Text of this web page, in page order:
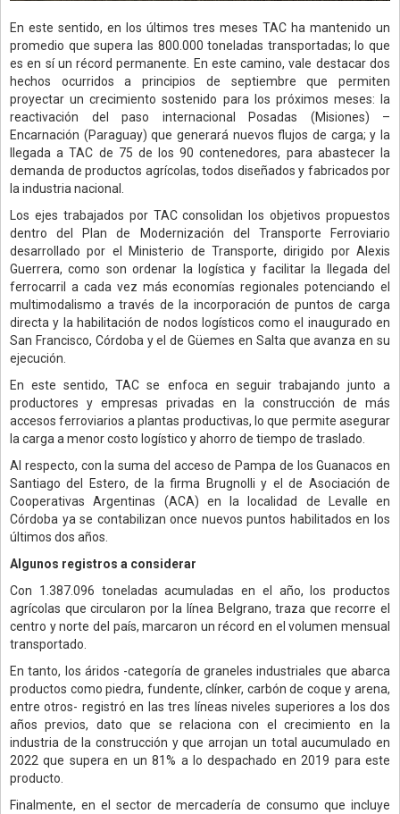
En este sentido, en los últimos tres meses TAC ha mantenido un
promedio que supera las 800.000 toneladas transportadas; lo que
es en sí un récord permanente. En este camino, vale destacar dos
hechos ocurridos a principios de septiembre que permiten
proyectar un crecimiento sostenido para los próximos meses: la
reactivación del paso internacional Posadas (Misiones) –
Encarnación (Paraguay) que generará nuevos flujos de carga; y la
llegada a TAC de 75 de los 90 contenedores, para abastecer la
demanda de productos agrícolas, todos diseñados y fabricados por
la industria nacional.
Los ejes trabajados por TAC consolidan los objetivos propuestos
dentro del Plan de Modernización del Transporte Ferroviario
desarrollado por el Ministerio de Transporte, dirigido por Alexis
Guerrera, como son ordenar la logística y facilitar la llegada del
ferrocarril a cada vez más economías regionales potenciando el
multimodalismo a través de la incorporación de puntos de carga
directa y la habilitación de nodos logísticos como el inaugurado en
San Francisco, Córdoba y el de Güemes en Salta que avanza en su
ejecución.
En este sentido, TAC se enfoca en seguir trabajando junto a
productores y empresas privadas en la construcción de más
accesos ferroviarios a plantas productivas, lo que permite asegurar
la carga a menor costo logístico y ahorro de tiempo de traslado.
Al respecto, con la suma del acceso de Pampa de los Guanacos en
Santiago del Estero, de la firma Brugnolli y el de Asociación de
Cooperativas Argentinas (ACA) en la localidad de Levalle en
Córdoba ya se contabilizan once nuevos puntos habilitados en los
últimos dos años.
Algunos registros a considerar
Con 1.387.096 toneladas acumuladas en el año, los productos
agrícolas que circularon por la línea Belgrano, traza que recorre el
centro y norte del país, marcaron un récord en el volumen mensual
transportado.
En tanto, los áridos -categoría de graneles industriales que abarca
productos como piedra, fundente, clínker, carbón de coque y arena,
entre otros- registró en las tres líneas niveles superiores a los dos
años previos, dato que se relaciona con el crecimiento en la
industria de la construcción y que arrojan un total aucumulado en
2022 que supera en un 81% a lo despachado en 2019 para este
producto.
Finalmente, en el sector de mercadería de consumo que incluye